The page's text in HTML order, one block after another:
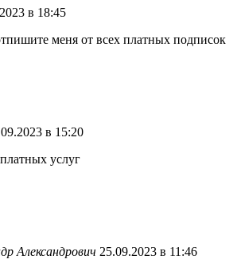
в 18:45
меня от всех платных подписок
в 15:20
услуг
Александрович 25.09.2023 в 11:46